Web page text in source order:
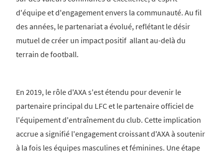
d'équipe et d'engagement envers la communauté. Au fil
des années, le partenariat a évolué, reflétant le désir
mutuel de créer un impact positif allant au-delà du
terrain de football.
En 2019, le rôle d'AXA s'est étendu pour devenir le
partenaire principal du LFC et le partenaire officiel de
l'équipement d'entraînement du club. Cette implication
accrue a signifié l'engagement croissant d'AXA à soutenir
à la fois les équipes masculines et féminines. Une étape